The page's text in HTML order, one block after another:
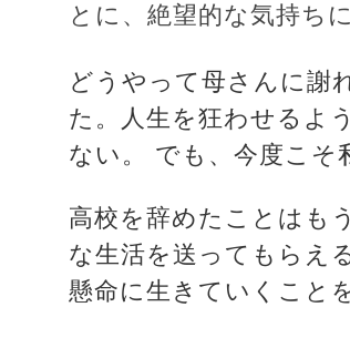
とに、絶望的な気持ち
どうやって母さんに謝
た。人生を狂わせるよ
ない。 でも、今度こそ
高校を辞めたことはも
な生活を送ってもらえ
懸命に生きていくこと